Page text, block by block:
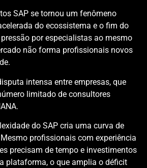
SAP se tornou um fenômeno
do ecossistema e o fim do
por especialistas ao mesmo
não forma profissionais novos
intensa entre empresas, que
limitado de consultores
do SAP cria uma curva de
profissionais com experiência
precisam de tempo e investimentos
plataforma, o que amplia o déficit